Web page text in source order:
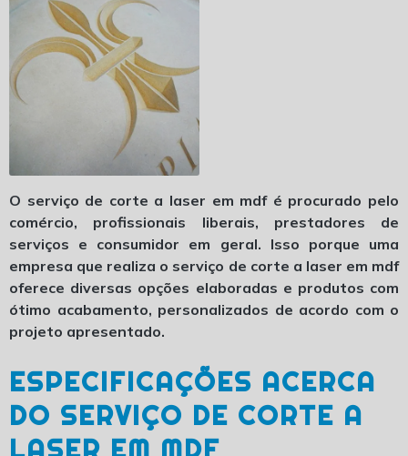
O serviço de corte a laser em mdfé procurado pelo
comércio, profissionais liberais, prestadores de
serviços e consumidor em geral. Isso porque uma
empresa que realiza o serviço de corte a laser em mdf
oferece diversas opções elaboradas e produtos com
ótimo acabamento, personalizados de acordo com o
projeto apresentado.
ESPECIFICAÇÕES ACERCA
DO SERVIÇO DE CORTE A